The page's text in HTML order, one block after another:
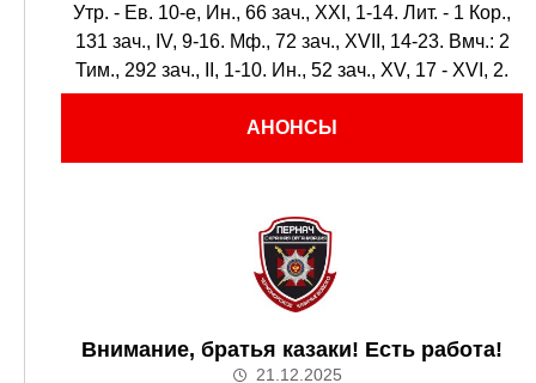
Утр. - Ев. 10-е, Ин., 66 зач., XXI, 1-14. Лит. - 1 Кор.,
131 зач., IV, 9-16. Мф., 72 зач., XVII, 14-23. Вмч.: 2
Тим., 292 зач., II, 1-10. Ин., 52 зач., XV, 17 - XVI, 2.
АНОНСЫ
Внимание, братья казаки! Есть работа!
21.12.2025